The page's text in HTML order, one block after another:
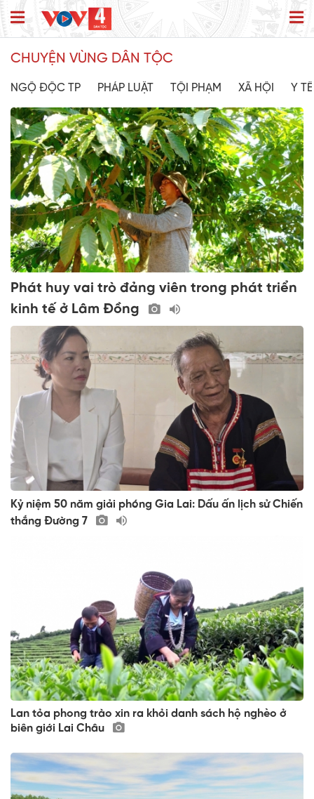
CHUYỆN VÙNG DÂN TỘC
NGỘ ĐỘC TP PHÁP LUẬT TỘI PHẠM XÃ HỘI Y TẾ
Phát huy vai trò đảng viên trong phát triển
kinh tế ở Lâm Đồng
Kỷ niệm 50 năm giải phóng Gia Lai: Dấu ấn lịch sử Chiến
thắng Đường 7
Lan tỏa phong trào xin ra khỏi danh sách hộ nghèo ở
biên giới Lai Châu